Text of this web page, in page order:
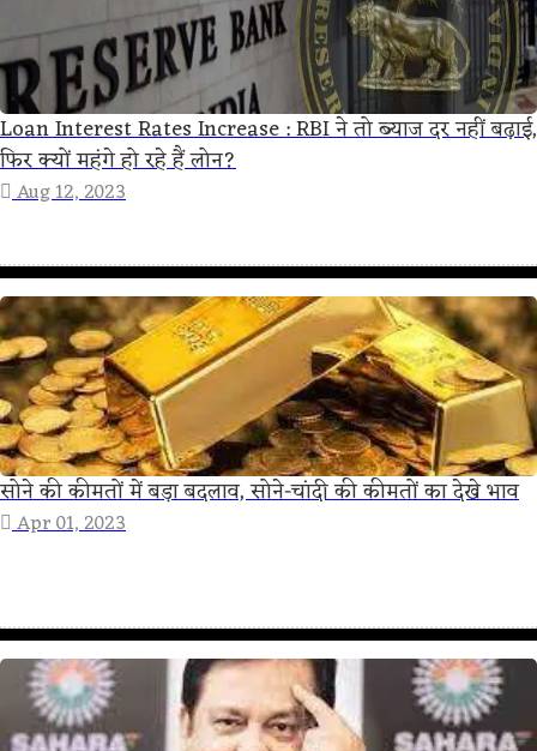
Loan Interest Rates Increase : RBI ने तो ब्याज दर नहीं बढ़ाई,
फिर क्यों महंगे हो रहे हैं लोन?
Aug 12, 2023
सोने की कीमतों में बड़ा बदलाव, सोने-चांदी की कीमतों का देखे भाव
Apr 01, 2023